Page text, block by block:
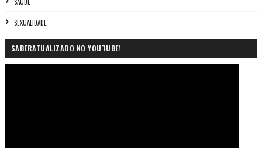
SAÚDE
SEXUALIDADE
SABERATUALIZADO NO YOUTUBE!